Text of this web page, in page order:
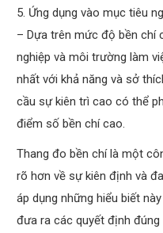
5. Ứng dụng vào mục tiêu
– Dựa trên mức độ bền chí
nghiệp và môi trường làm
nhất với khả năng và sở
cầu sự kiên trì cao có thể
điểm số bền chí cao.
Thang đo bền chí là một
rõ hơn về sự kiên định và
áp dụng những hiểu biết
đưa ra các quyết định đúng